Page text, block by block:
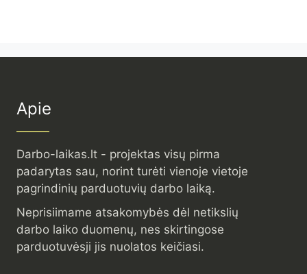
Apie
Darbo-laikas.lt - projektas visų pirma
padarytas sau, norint turėti vienoje vietoje
pagrindinių parduotuvių darbo laiką.
Neprisiimame atsakomybės dėl netikslių
darbo laiko duomenų, nes skirtingose
parduotuvėsji jis nuolatos keičiasi.